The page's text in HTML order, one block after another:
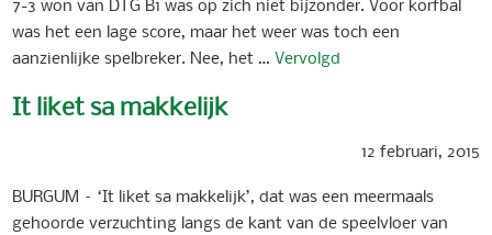
7-3 won van DTG B1 was op zich niet bijzonder. Voor korfbal
was het een lage score, maar het weer was toch een
aanzienlijke spelbreker. Nee, het …Vervolgd
It liket sa makkelijk
12 februari, 2015
BURGUM – ‘It liket sa makkelijk’, dat was een meermaals
gehoorde verzuchting langs de kant van de speelvloer van